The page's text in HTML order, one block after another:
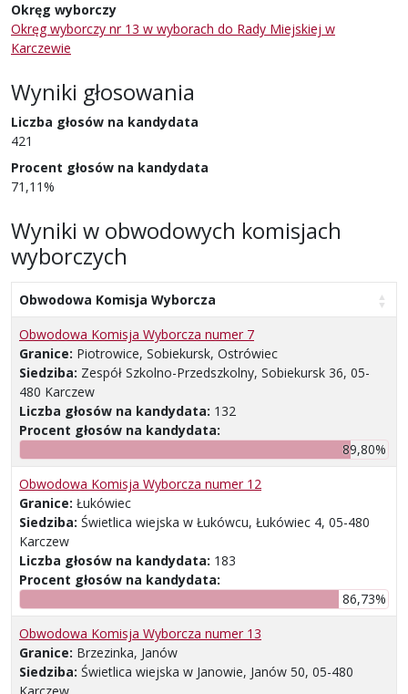
Okręg wyborczy
Okręg wyborczy nr 13 w wyborach do Rady Miejskiej w
Karczewie
Wyniki głosowania
Liczba głosów na kandydata
421
Procent głosów na kandydata
71,11%
Wyniki w obwodowych komisjach
wyborczych
Obwodowa Komisja Wyborcza
Obwodowa Komisja Wyborcza numer 7
Granice: Piotrowice, Sobiekursk, Ostrówiec
Siedziba: Zespół Szkolno-Przedszkolny, Sobiekursk 36, 05-
480 Karczew
Liczba głosów na kandydata: 132
Procent głosów na kandydata:
89,80%
Obwodowa Komisja Wyborcza numer 12
Granice: Łukówiec
Siedziba: Świetlica wiejska w Łukówcu, Łukówiec 4, 05-480
Karczew
Liczba głosów na kandydata: 183
Procent głosów na kandydata:
86,73%
Obwodowa Komisja Wyborcza numer 13
Granice: Brzezinka, Janów
Siedziba: Świetlica wiejska w Janowie, Janów 50, 05-480